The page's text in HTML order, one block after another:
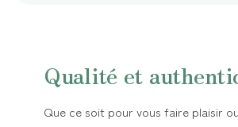
Qualité et
Que ce soit pour vous faire plaisir